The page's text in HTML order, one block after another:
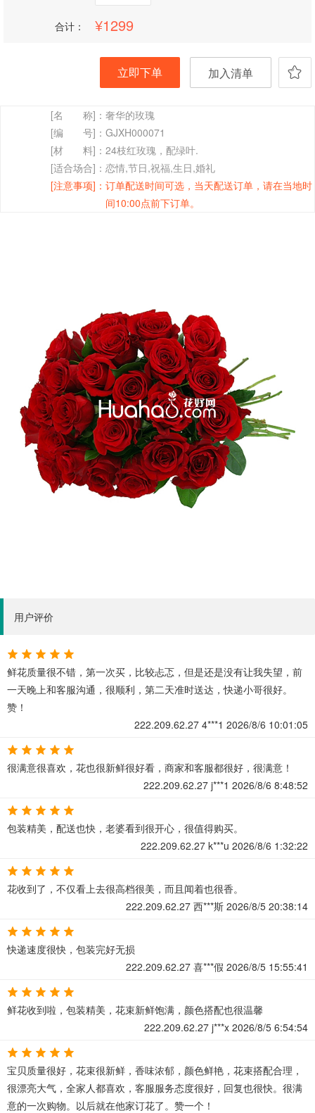
合计： 1299
立即下单 加入清单
[名 称]： 奢华的玫瑰
[编 号]： GJXH000071
[材 料]： 24枝红玫瑰，配绿叶.
[适合场合]： 恋情,节日,祝福,生日,婚礼
[注意事项]： 订单配送时间可选，当天配送订单，请在当地时
间10:00点前下订单。
用户评价
鲜花质量很不错，第一次买，比较忐忑，但是还是没有让我失望，前
一天晚上和客服沟通，很顺利，第二天准时送达，快递小哥很好。
赞！
222.209.62.27 4***1 2026/8/6 10:01:05
很满意很喜欢，花也很新鲜很好看，商家和客服都很好，很满意！
222.209.62.27 j***1 2026/8/6 8:48:52
包装精美，配送也快，老婆看到很开心，很值得购买。
222.209.62.27 k***u 2026/8/6 1:32:22
花收到了，不仅看上去很高档很美，而且闻着也很香。
222.209.62.27 西***斯 2026/8/5 20:38:14
快递速度很快，包装完好无损
222.209.62.27 喜***假 2026/8/5 15:55:41
鲜花收到啦，包装精美，花束新鲜饱满，颜色搭配也很温馨
222.209.62.27 j***x 2026/8/5 6:54:54
宝贝质量很好，花束很新鲜，香味浓郁，颜色鲜艳，花束搭配合理，
很漂亮大气，全家人都喜欢，客服服务态度很好，回复也很快。很满
意的一次购物。以后就在他家订花了。赞一个！